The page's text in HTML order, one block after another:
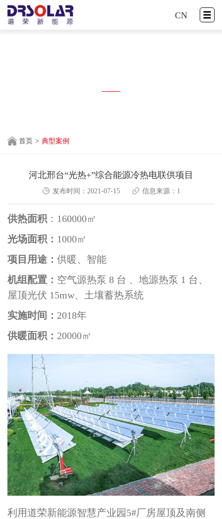
CN
首页 > 典型案例
河北邢台“光热+”综合能源冷热电联供项目
发布时间：2021-07-15 信息来源：1
供热面积 ：160000㎡
光场面积： 1000㎡
项目用途： 供暖、智能
机组配置： 空气源热泵 8 台 、地源热泵 1 台、
屋顶光伏 15mw、土壤蓄热系统
实施时间： 2018年
供暖面积： 20000㎡
利用道荣新能源智慧产业园5#厂房屋顶及南侧